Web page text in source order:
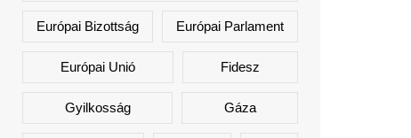
Európai Bizottság Európai Parlament
Európai Unió Fidesz
Gyilkosság Gáza